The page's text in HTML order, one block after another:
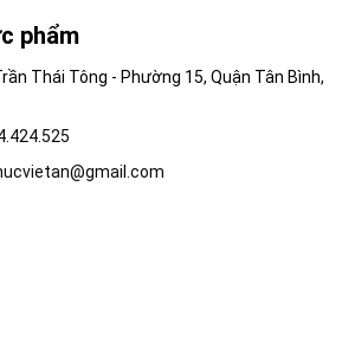
phẩm
Thái Tông - Phường 15, Quận Tân Bình,